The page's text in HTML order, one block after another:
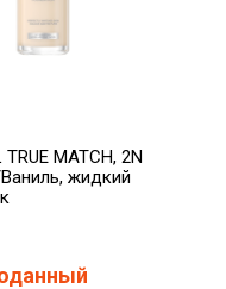
TRUE MATCH, 2N
жидкий